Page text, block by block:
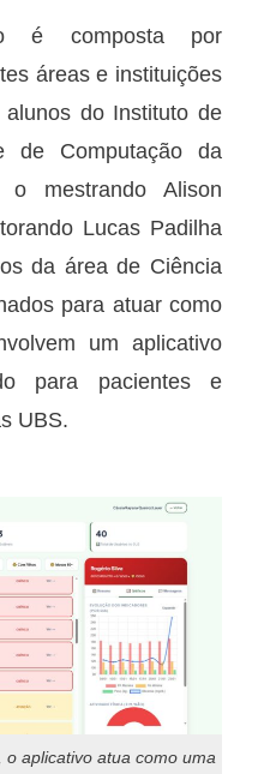
é composta por
áreas e instituições
do Instituto de
de Computação da
mestrando Alison
Lucas Padilha
da área de Ciência
para atuar como
um aplicativo
para pacientes e
UBS.
aplicativo atua como uma